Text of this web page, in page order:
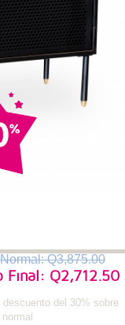
Q3,875.00
Final: Q2,712.50
descuento del 30% sobre